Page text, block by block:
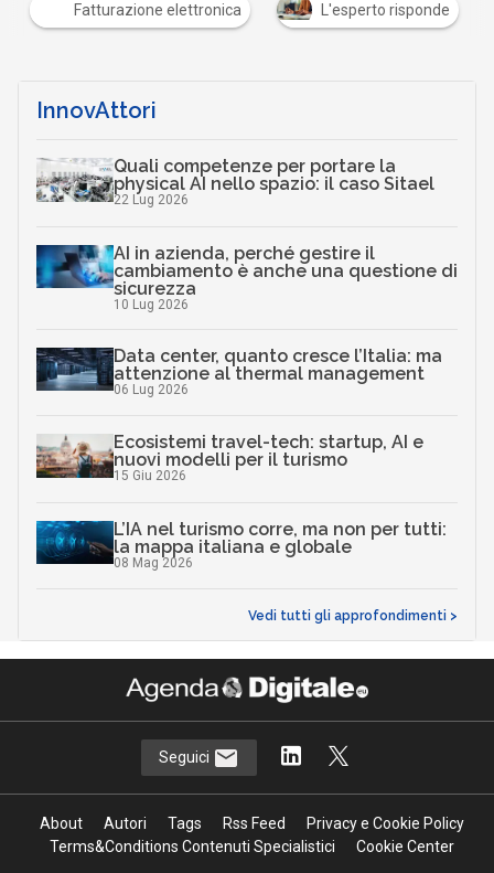
Fatturazione elettronica L'esperto risponde
InnovAttori
Quali competenze per portare la
physical AI nello spazio: il caso Sitael
22 Lug 2026
AI in azienda, perché gestire il
cambiamento è anche una questione di
sicurezza
10 Lug 2026
Data center, quanto cresce l’Italia: ma
attenzione al thermal management
06 Lug 2026
Ecosistemi travel-tech: startup, AI e
nuovi modelli per il turismo
15 Giu 2026
L’IA nel turismo corre, ma non per tutti:
la mappa italiana e globale
08 Mag 2026
Vedi tutti gli approfondimenti >
Seguici
About Autori Tags Rss Feed
Privacy e Cookie Policy
Terms&Conditions Contenuti Specialistici
Cookie Center